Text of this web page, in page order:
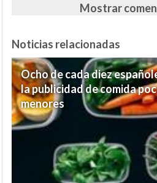
Mostrar
Noticias relacionadas
Ocho de cada diez
la publicidad de comida
menores